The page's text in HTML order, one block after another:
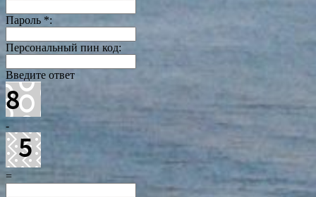
Пароль *:
Персональный пин код:
Введите ответ
-
=